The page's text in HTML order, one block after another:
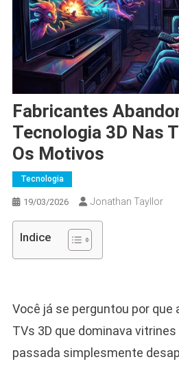
Fabricantes
Tecnologia 3D Nas
Os Motivos
Tecnologia
19/03/2026 Jonathan Tayllor
Indice
Você já se perguntou por que
TVs 3D que dominava
passada simplesmente